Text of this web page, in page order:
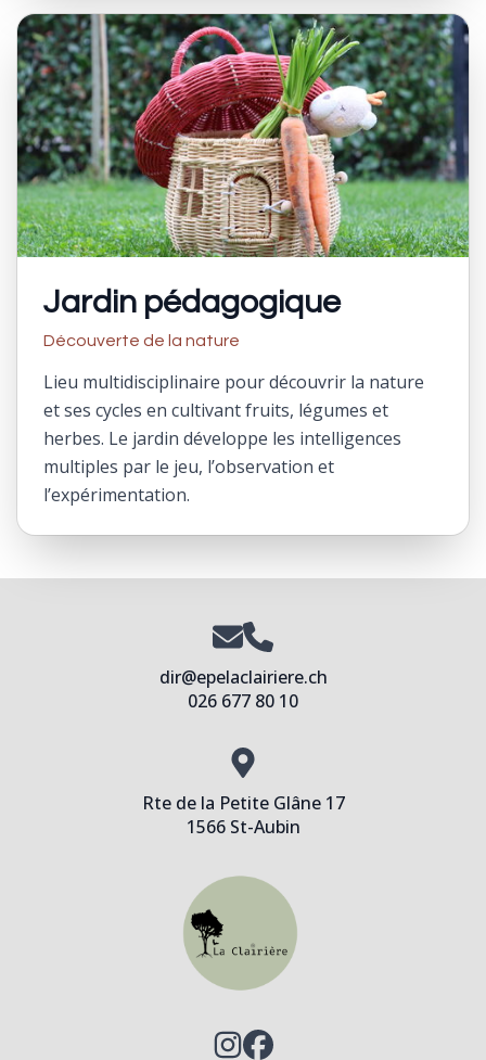
Jardin pédagogique
Découverte de la nature
Lieu multidisciplinaire pour découvrir la nature
et ses cycles en cultivant fruits, légumes et
herbes. Le jardin développe les intelligences
multiples par le jeu, l’observation et
l’expérimentation.
dir@epelaclairiere.ch
026 677 80 10
Rte de la Petite Glâne 17
1566 St-Aubin